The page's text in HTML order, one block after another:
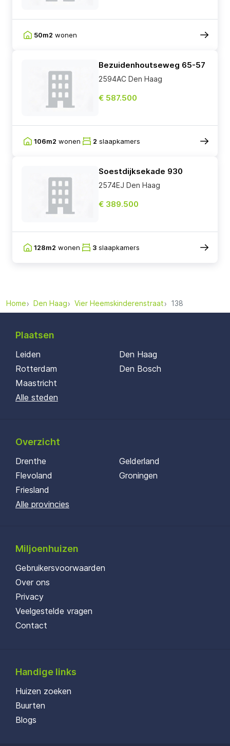
50m2 wonen
Bezuidenhoutseweg 65-57
2594AC Den Haag
€ 587.500
106m2 wonen 2 slaapkamers
Soestdijksekade 930
2574EJ Den Haag
€ 389.500
128m2 wonen 3 slaapkamers
Home Den Haag Vier Heemskinderenstraat 138
Plaatsen
Leiden
Rotterdam
Maastricht
Den Haag
Den Bosch
Alle steden
Overzicht
Drenthe
Flevoland
Friesland
Gelderland
Groningen
Alle provincies
Miljoenhuizen
Gebruikersvoorwaarden
Over ons
Privacy
Veelgestelde vragen
Contact
Handige links
Huizen zoeken
Buurten
Blogs